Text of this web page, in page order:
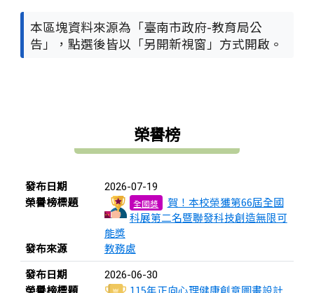
本區塊資料來源為「臺南市政府-教育局公
告」，點選後皆以「另開新視窗」方式開啟。
榮譽榜
榮譽榜列表
發布日期 2026-07-19
榮譽榜標題 全國獎
賀！本校榮獲第66屆全國
科展第二名暨聯發科技創造無限可
能獎
發布來源
教務處
發布日期
2026-06-30
榮譽榜標題
115年正向心理健康創意圖畫設計